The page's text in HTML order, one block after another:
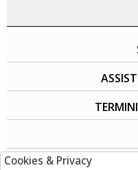
Cookies & Privacy